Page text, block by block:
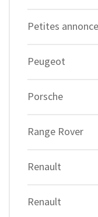
Petites
Peugeot
Porsche
Range Rover
Renault
Renault